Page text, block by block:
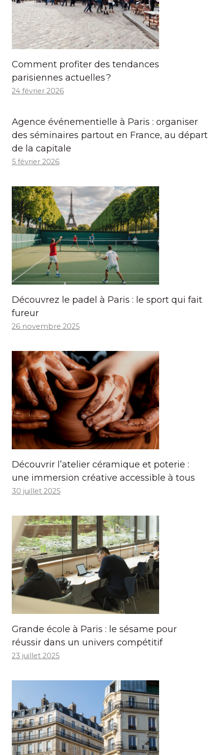
Comment profiter des tendances
parisiennes actuelles ?
24 février 2026
Agence événementielle à Paris : organiser
des séminaires partout en France, au départ
de la capitale
5 février 2026
Découvrez le padel à Paris : le sport qui fait
fureur
26 novembre 2025
Découvrir l’atelier céramique et poterie :
une immersion créative accessible à tous
30 juillet 2025
Grande école à Paris : le sésame pour
réussir dans un univers compétitif
23 juillet 2025